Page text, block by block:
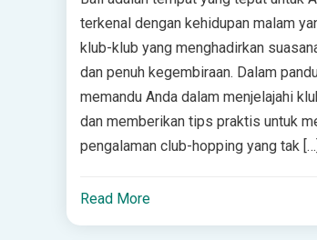
terkenal dengan kehidupan malam
klub-klub yang menghadirkan
dan penuh kegembiraan. Dalam
memandu Anda dalam menjelajahi
dan memberikan tips praktis untuk
pengalaman club-hopping yang tak […]
Read More